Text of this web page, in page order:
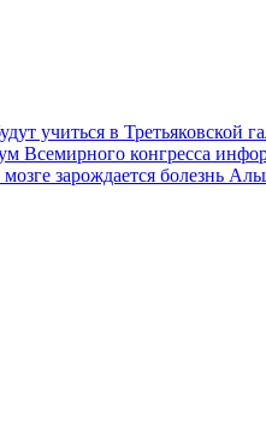
учиться в Третьяковской
Всемирного конгресса
зарождается болезнь